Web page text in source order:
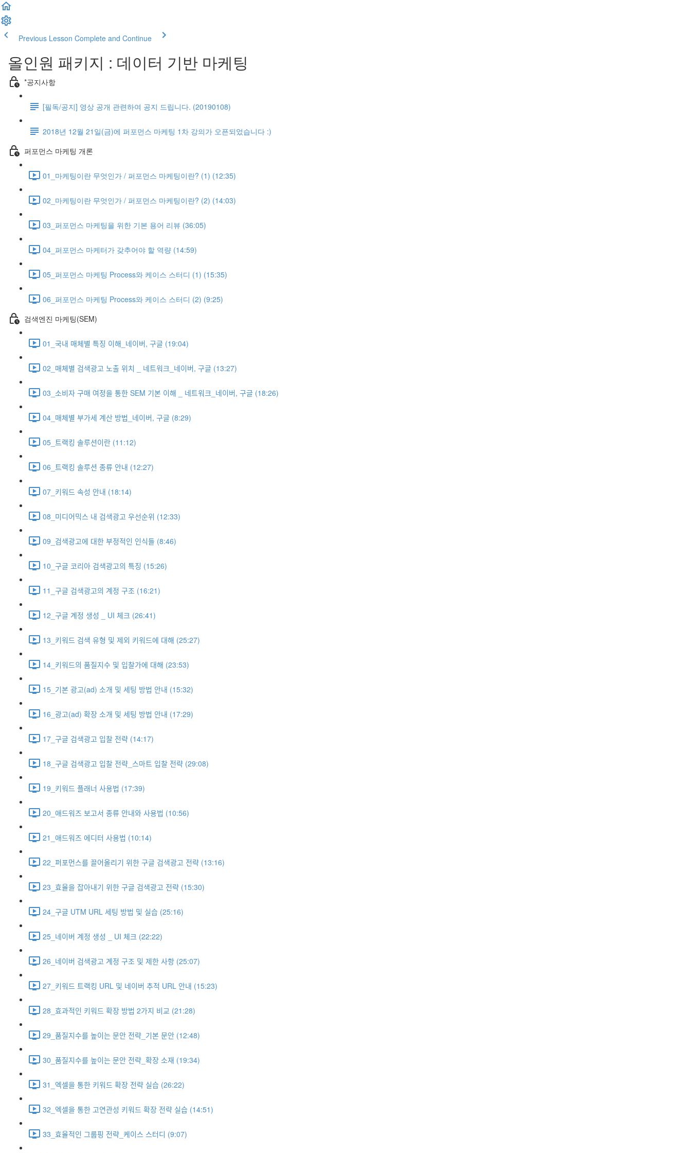
Previous Lesson Complete and Continue
올인원 패키지 : 데이터 기반 마케팅
*공지사항
[필독/공지] 영상 공개 관련하여 공지 드립니다. (20190108)
2018년 12월 21일(금)에 퍼포먼스 마케팅 1차 강의가 오픈되었습니다 :)
퍼포먼스 마케팅 개론
01_마케팅이란 무엇인가 / 퍼포먼스 마케팅이란? (1) (12:35)
02_마케팅이란 무엇인가 / 퍼포먼스 마케팅이란? (2) (14:03)
03_퍼포먼스 마케팅을 위한 기본 용어 리뷰 (36:05)
04_퍼포먼스 마케터가 갖추어야 할 역량 (14:59)
05_퍼포먼스 마케팅 Process와 케이스 스터디 (1) (15:35)
06_퍼포먼스 마케팅 Process와 케이스 스터디 (2) (9:25)
검색엔진 마케팅(SEM)
01_국내 매체별 특징 이해_네이버, 구글 (19:04)
02_매체별 검색광고 노출 위치 _ 네트워크_네이버, 구글 (13:27)
03_소비자 구매 여정을 통한 SEM 기본 이해 _ 네트워크_네이버, 구글 (18:26)
04_매체별 부가세 계산 방법_네이버, 구글 (8:29)
05_트랙킹 솔루션이란 (11:12)
06_트랙킹 솔루션 종류 안내 (12:27)
07_키워드 속성 안내 (18:14)
08_미디어믹스 내 검색광고 우선순위 (12:33)
09_검색광고에 대한 부정적인 인식들 (8:46)
10_구글 코리아 검색광고의 특징 (15:26)
11_구글 검색광고의 계정 구조 (16:21)
12_구글 계정 생성 _ UI 체크 (26:41)
13_키워드 검색 유형 및 제외 키워드에 대해 (25:27)
14_키워드의 품질지수 및 입찰가에 대해 (23:53)
15_기본 광고(ad) 소개 및 세팅 방법 안내 (15:32)
16_광고(ad) 확장 소개 및 세팅 방법 안내 (17:29)
17_구글 검색광고 입찰 전략 (14:17)
18_구글 검색광고 입찰 전략_스마트 입찰 전략 (29:08)
19_키워드 플래너 사용법 (17:39)
20_애드워즈 보고서 종류 안내와 사용법 (10:56)
21_애드워즈 에디터 사용법 (10:14)
22_퍼포먼스를 끌어올리기 위한 구글 검색광고 전략 (13:16)
23_효율을 잡아내기 위한 구글 검색광고 전략 (15:30)
24_구글 UTM URL 세팅 방법 및 실습 (25:16)
25_네이버 계정 생성 _ UI 체크 (22:22)
26_네이버 검색광고 계정 구조 및 제한 사항 (25:07)
27_키워드 트랙킹 URL 및 네이버 추적 URL 안내 (15:23)
28_효과적인 키워드 확장 방법 2가지 비교 (21:28)
29_품질지수를 높이는 문안 전략_기본 문안 (12:48)
30_품질지수를 높이는 문안 전략_확장 소재 (19:34)
31_엑셀을 통한 키워드 확장 전략 실습 (26:22)
32_엑셀을 통한 고연관성 키워드 확장 전략 실습 (14:51)
33_효율적인 그룹핑 전략_케이스 스터디 (9:07)